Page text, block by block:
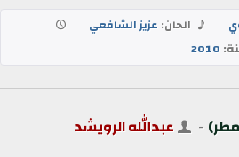
الحان: عزيز الشافعي
2010
- عبدالله الرويشد